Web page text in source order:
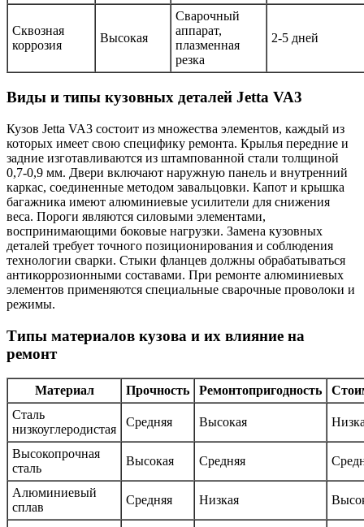
Сквозная
коррозия
Высокая
Сварочный
аппарат,
плазменная
резка
2-5 дней
Виды и типы кузовных деталей Jetta VA3
Кузов Jetta VA3 состоит из множества элементов, каждый из
которых имеет свою специфику ремонта. Крылья передние и
задние изготавливаются из штампованной стали толщиной
0,7-0,9 мм. Двери включают наружную панель и внутренний
каркас, соединенные методом завальцовки. Капот и крышка
багажника имеют алюминиевые усилители для снижения
веса. Пороги являются силовыми элементами,
воспринимающими боковые нагрузки. Замена кузовных
деталей требует точного позиционирования и соблюдения
технологии сварки. Стыки фланцев должны обрабатываться
антикоррозионными составами. При ремонте алюминиевых
элементов применяются специальные сварочные проволоки и
режимы.
Типы материалов кузова и их влияние на
ремонт
Материал Прочность Ремонтопригодность
Сталь
низкоуглеродистая
Средняя Высокая
Высокопрочная
сталь
Высокая Средняя
Алюминиевый
сплав
Средняя Низкая